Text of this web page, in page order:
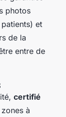
photos
et
de la
entre de
certifié
à